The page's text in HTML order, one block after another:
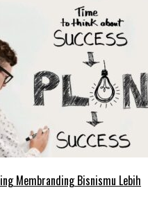
Membranding Bisnismu Lebih